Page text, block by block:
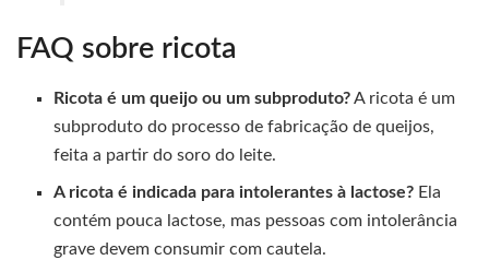
FAQ sobre ricota
Ricota é um queijo ou um subproduto?A ricota é um
subproduto do processo de fabricação de queijos,
feita a partir do soro do leite.
A ricota é indicada para intolerantes à lactose? Ela
contém pouca lactose, mas pessoas com intolerância
grave devem consumir com cautela.